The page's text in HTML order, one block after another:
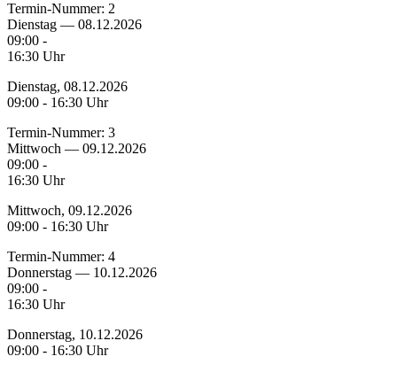
Termin-Nummer: 2
Dienstag — 08.12.2026
09:00 -
16:30 Uhr
Dienstag, 08.12.2026
09:00 - 16:30 Uhr
Termin-Nummer: 3
Mittwoch — 09.12.2026
09:00 -
16:30 Uhr
Mittwoch, 09.12.2026
09:00 - 16:30 Uhr
Termin-Nummer: 4
Donnerstag — 10.12.2026
09:00 -
16:30 Uhr
Donnerstag, 10.12.2026
09:00 - 16:30 Uhr